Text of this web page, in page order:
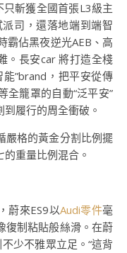
斬獲全國首張L3級主
司，還落地端到端智
霸佔黑夜逆光AEB、高
。長安car 將打造全棧
”brand，把平安從傳
全籠罩的自動“泛平安”
履行的周全衝破。
嚴格的黃金分割比例擺
重量比例混合。
蔚來ES9以Audi零件毫
復制粘貼般絲滑。在蔚
少不雅眾立足。“這背